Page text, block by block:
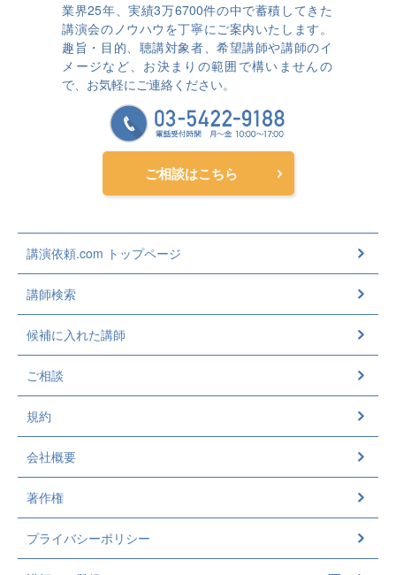
業界25年、実績3万6700件の中で蓄積してきた
講演会のノウハウを丁寧にご案内いたします。
趣旨・目的、聴講対象者、希望講師や講師のイ
メージなど、お決まりの範囲で構いませんの
で、お気軽にご連絡ください。
ご相談はこちら
講演依頼.com トップページ
講師検索
候補に入れた講師
ご相談
規約
会社概要
著作権
プライバシーポリシー